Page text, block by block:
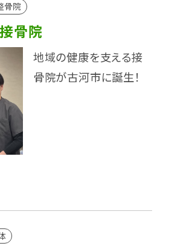
骨院
骨院
地域の健康を支える接
骨院が古河市に誕生！